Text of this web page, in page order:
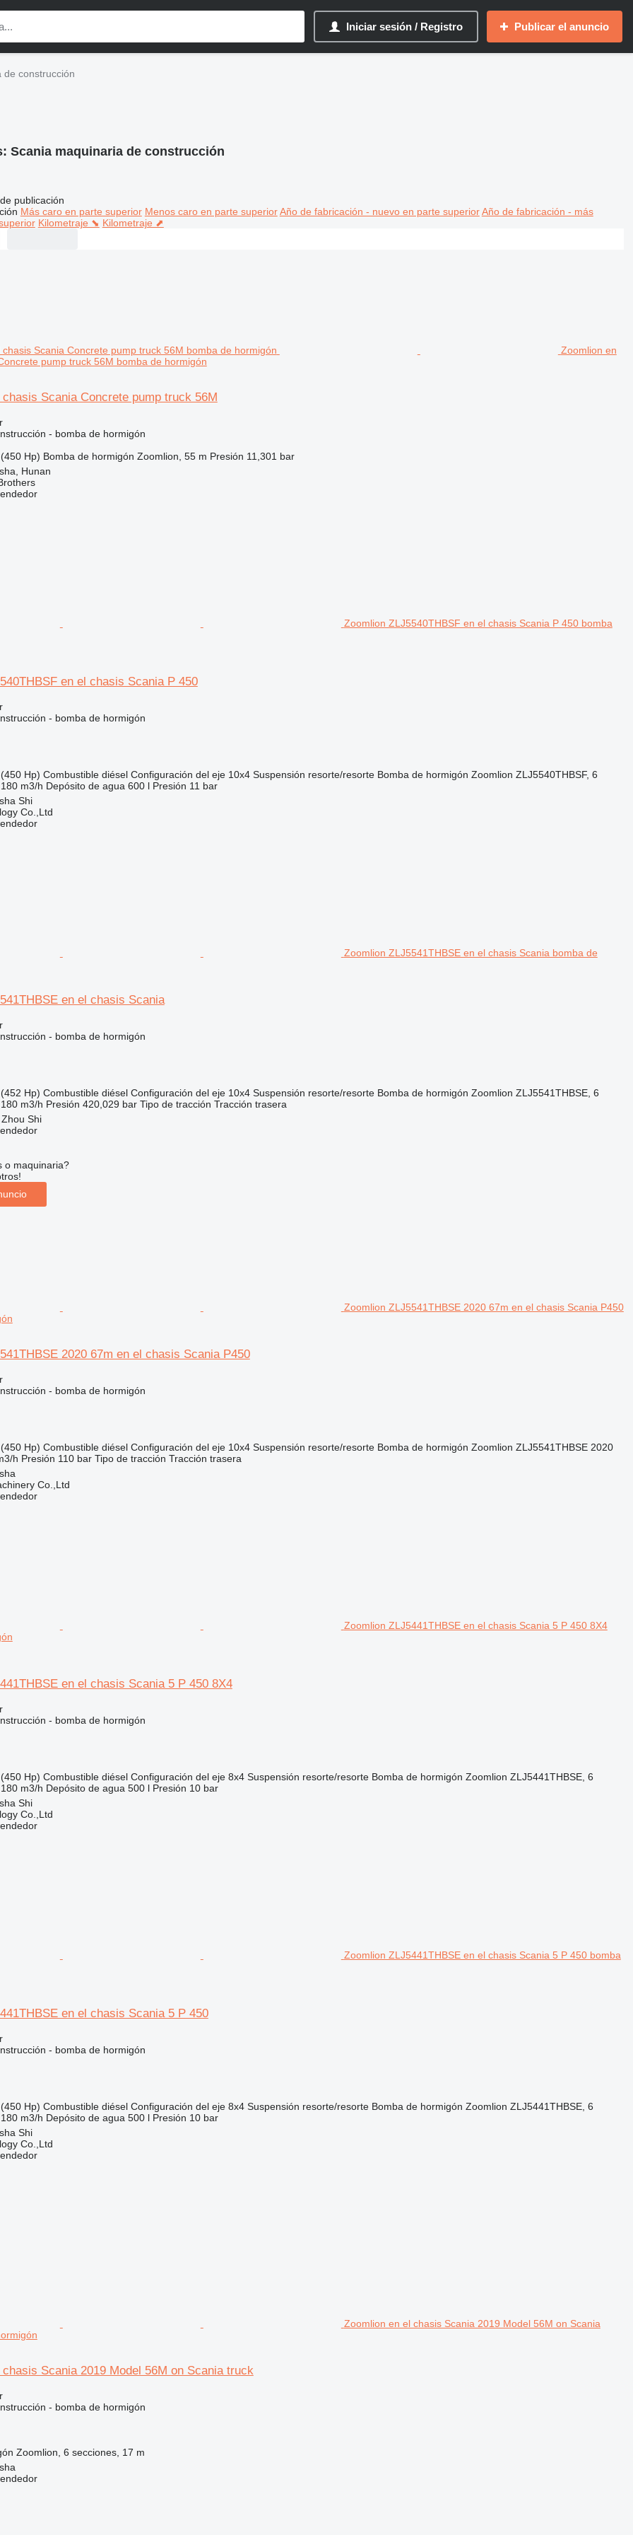
Iniciar sesión / Registro Publicar el anuncio
de construcción
Scania maquinaria de construcción
publicación
Más caro en parte superior Menos caro en parte superior Año de fabricación - nuevo en parte superior Año de fabricación - más
Kilometraje ⬊ Kilometraje ⬈
Zoomlion en
pump truck 56M bomba de hormigón
Scania Concrete pump truck 56M
- bomba de hormigón
Hp) Bomba de hormigón Zoomlion, 55 m Presión 11,301 bar
Hunan
Zoomlion ZLJ5540THBSF en el chasis Scania P 450 bomba
en el chasis Scania P 450
- bomba de hormigón
Hp) Combustible diésel Configuración del eje 10x4 Suspensión resorte/resorte Bomba de hormigón Zoomlion ZLJ5540THBSF, 6
m3/h Depósito de agua 600 l Presión 11 bar
Shi
Co.,Ltd
Zoomlion ZLJ5541THBSE en el chasis Scania bomba de
en el chasis Scania
- bomba de hormigón
Hp) Combustible diésel Configuración del eje 10x4 Suspensión resorte/resorte Bomba de hormigón Zoomlion ZLJ5541THBSE, 6
m3/h Presión 420,029 bar Tipo de tracción Tracción trasera
Shi
o maquinaria?
Zoomlion ZLJ5541THBSE 2020 67m en el chasis Scania P450
2020 67m en el chasis Scania P450
- bomba de hormigón
Hp) Combustible diésel Configuración del eje 10x4 Suspensión resorte/resorte Bomba de hormigón Zoomlion ZLJ5541THBSE 2020
h Presión 110 bar Tipo de tracción Tracción trasera
Co.,Ltd
Zoomlion ZLJ5441THBSE en el chasis Scania 5 P 450 8X4
en el chasis Scania 5 P 450 8X4
- bomba de hormigón
Hp) Combustible diésel Configuración del eje 8x4 Suspensión resorte/resorte Bomba de hormigón Zoomlion ZLJ5441THBSE, 6
m3/h Depósito de agua 500 l Presión 10 bar
Shi
Co.,Ltd
Zoomlion ZLJ5441THBSE en el chasis Scania 5 P 450 bomba
en el chasis Scania 5 P 450
- bomba de hormigón
Hp) Combustible diésel Configuración del eje 8x4 Suspensión resorte/resorte Bomba de hormigón Zoomlion ZLJ5441THBSE, 6
m3/h Depósito de agua 500 l Presión 10 bar
Shi
Co.,Ltd
Zoomlion en el chasis Scania 2019 Model 56M on Scania
Scania 2019 Model 56M on Scania truck
- bomba de hormigón
Zoomlion, 6 secciones, 17 m